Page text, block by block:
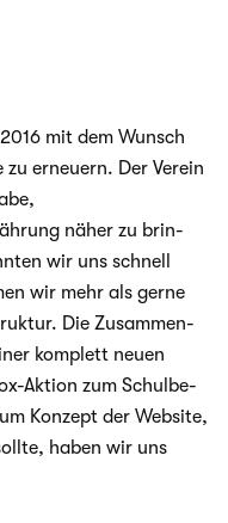
mit dem Wunsch
erneu­ern. Der Ver­ein
näher zu brin­
wir uns schnell
wir mehr als gerne
Die Zusam­men­
kom­plett neuen
Aktion zum Schul­be­
Kon­zept der Website,
haben wir uns